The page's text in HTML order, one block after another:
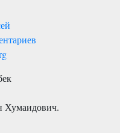
Хумаидович.